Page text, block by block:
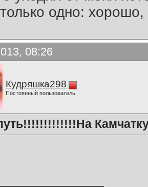
одно:
08:26
Кудряшка298
Постоянный пользователь